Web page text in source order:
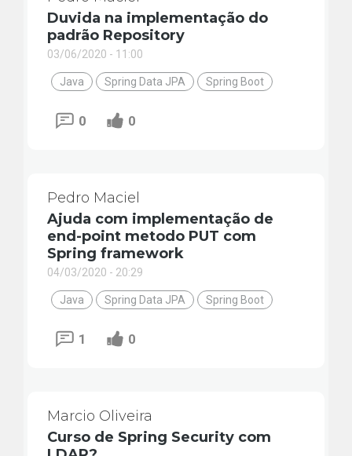
Duvida na implementação do
padrão Repository
03/06/2020 - 11:00
Java Spring Data JPA Spring Boot
0 0
Pedro Maciel
Ajuda com implementação de
end-point metodo PUT com
Spring framework
04/03/2020 - 20:29
Java Spring Data JPA Spring Boot
1 0
Marcio Oliveira
Curso de Spring Security com